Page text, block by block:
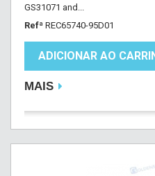
GS31071 and...
Refª REC65740-95D01
ADICIONAR AO
MAIS